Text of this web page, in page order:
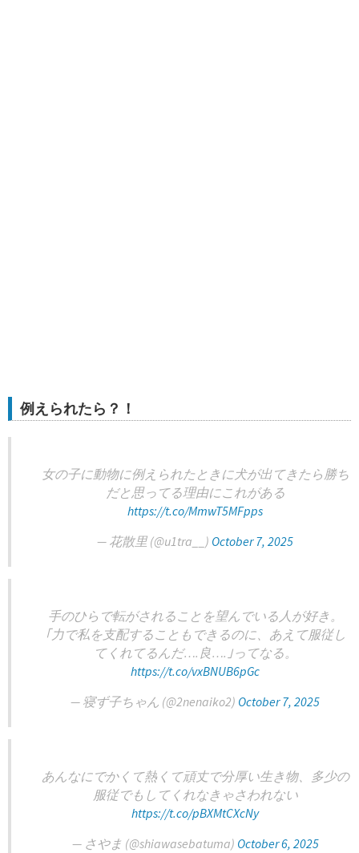
例えられたら？！
女の子に動物に例えられたときに犬が出てきたら勝ち
だと思ってる理由にこれがある
https://t.co/MmwT5MFpps
— 花散里 (@u1tra__) October 7, 2025
手のひらで転がされることを望んでいる人が好き。
｢力で私を支配することもできるのに、あえて服従し
てくれてるんだ….良….｣ってなる。
https://t.co/vxBNUB6pGc
— 寝ず子ちゃん (@2nenaiko2) October 7, 2025
あんなにでかくて熱くて頑丈で分厚い生き物、多少の
服従でもしてくれなきゃさわれない
https://t.co/pBXMtCXcNy
— さやま (@shiawasebatuma) October 6, 2025